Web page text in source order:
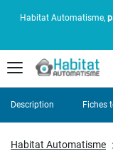
Habitat Automatisme,
Habitat Automatisme
Description Fiches